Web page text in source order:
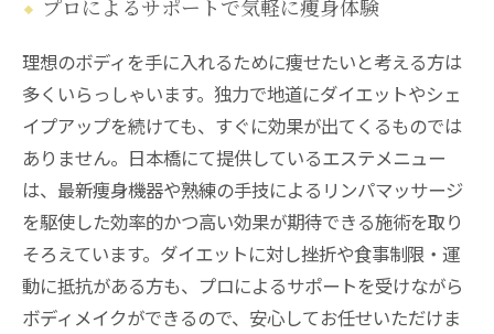
プロによるサポートで気軽に痩身体験
理想のボディを手に入れるために痩せたいと考える方は
多くいらっしゃいます。独力で地道にダイエットやシェ
イプアップを続けても、すぐに効果が出てくるものでは
ありません。日本橋にて提供しているエステメニュー
は、最新痩身機器や熟練の手技によるリンパマッサージ
を駆使した効率的かつ高い効果が期待できる施術を取り
そろえています。ダイエットに対し挫折や食事制限・運
動に抵抗がある方も、プロによるサポートを受けながら
ボディメイクができるので、安心してお任せいただけま